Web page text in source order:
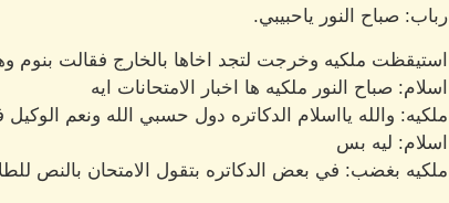
رباب: صباح النور ياحبيبي.
استيقظت ملكيه وخرجت لتجد اخاها بالخارج فقالت بنوم
اسلام: صباح النور ملكيه ها اخبار الامتحانات ايه
ملكيه: والله يااسلام الدكاتره دول حسبي الله ونعم الوكيل
اسلام: ليه بس
ملكيه بغضب: في بعض الدكاتره بتقول الامتحان بالنص